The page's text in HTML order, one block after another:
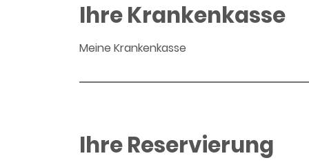
Ihre Krankenkasse
Meine Krankenkasse
Ihre Reservierung